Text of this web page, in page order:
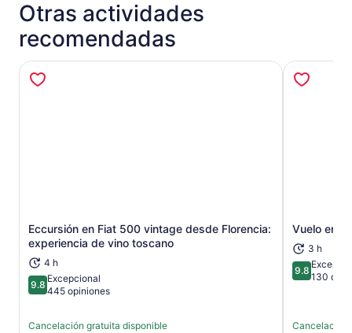
Otras actividades
recomendadas
Eccursión en Fiat 500 vintage desde Florencia:
experiencia de vino toscano
4 h
9.89.8 de 10
Excepcional
445 opiniones
Cancelación gratuita disponible
Se abrirá en una nueva pestaña
Vuelo en
3 h
9.89.8 de 10
130
Cancelación